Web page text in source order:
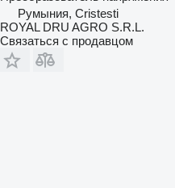
Румыния, Cristesti
ROYAL DRU AGRO S.R.L.
Связаться с продавцом